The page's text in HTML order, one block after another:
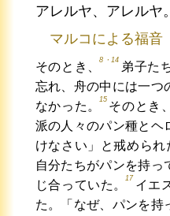
アレルヤ、アレルヤ。
マルコによる福音
そのとき、
8・14
弟子た
忘れ、舟の中には一つ
なかった。
15
そのとき
派の人々のパン種とヘ
けなさい」と戒められ
自分たちがパンを持っ
じ合っていた。
17
イエ
た。「なぜ、パンを持